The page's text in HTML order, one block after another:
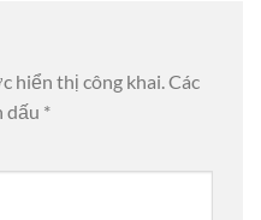
hiển thị công khai.Các
dấu *